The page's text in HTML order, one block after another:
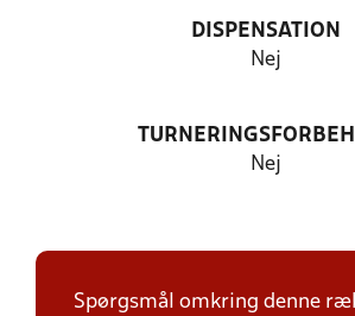
DISPENSATION
Nej
Nej
Spørgsmål omkring denne